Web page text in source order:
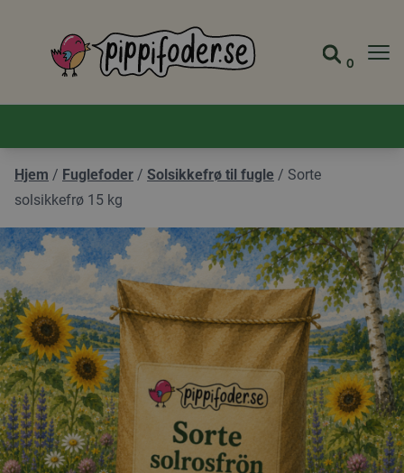
Pippifoder logo Gå til
Se
0
Hjem / Fuglefoder / Solsikkefrø til fugle / Sorte
solsikkefrø 15 kg